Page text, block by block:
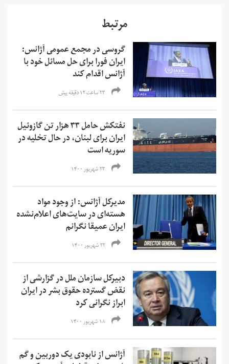
مرتبط
گروسی در مجمع عمومی آژانس:
ایران فورا برای حل مسائل خود با
آژانس اقدام کند
۲۳ ساعت ۱۲ دقیقه پیش
نفتکش حامل ۳۳ هزار تن گازوئیل
ایران برای لبنان، در حال تخلیه در
سوریه است
۲۳ شهریور ۱۴۰۰
مدیرکل آژانس: از وجود مواد
هسته‌ای در سایت‌های اعلام‌نشده
ایران عمیقا نگرانم
۲۲ شهریور ۱۴۰۰
دبیرکل سازمان ملل در گزارشی از
نقض گسترده حقوق بشر در ایران
ابراز نگرانی کرد
۱۸ شهریور ۱۴۰۰
آژانس از نابودی یک دوربین و گم